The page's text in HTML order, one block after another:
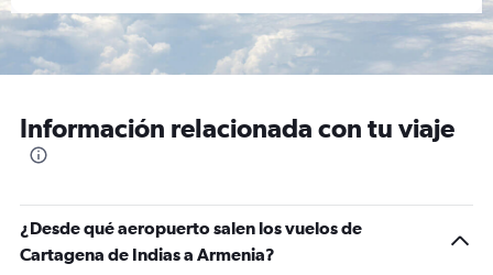
Información relacionada con tu viaje
¿Desde qué aeropuerto salen los vuelos de
Cartagena de Indias a Armenia?